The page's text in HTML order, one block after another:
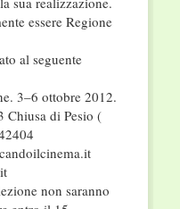
essere Regione
al seguente
3–6 ottobre 2012.
Chiusa di Pesio (
non saranno